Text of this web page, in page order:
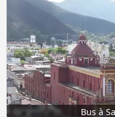
Bus à